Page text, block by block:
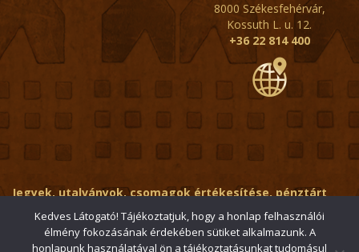
8000 Székesfehérvár,
Kossuth L. u. 12.
+36 22 814 400
Jegyek, utalványok, csomagok értékesítése, pénztárt
érintő kérdések:
ertekesito@fehervar-arpadfurdo.hu
Általános érdeklődés: info@fehervar-arpadfurdo.hu
Kedves Látogató! Tájékoztatjuk, hogy a honlap felhasználói
élmény fokozásának érdekében sütiket alkalmazunk. A
honlapunk használatával ön a tájékoztatásunkat tudomásul